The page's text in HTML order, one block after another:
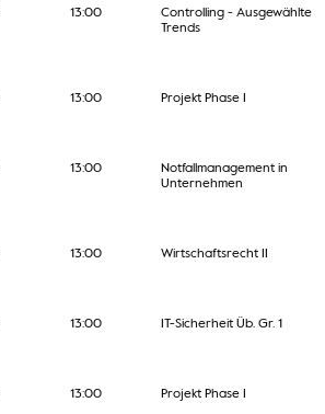
13:00
Controlling - Ausgewählte
Trends
13:00 Projekt Phase I
13:00
Notfallmanagement in
Unternehmen
13:00 Wirtschaftsrecht II
13:00 IT-Sicherheit Üb. Gr. 1
13:00 Projekt Phase I